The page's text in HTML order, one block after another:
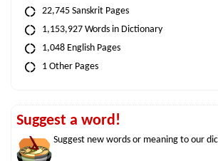
22,745 Sanskrit Pages
1,153,927 Words in Dictionary
1,048 English Pages
1 Other Pages
Suggest a word!
Suggest new words or meaning to our